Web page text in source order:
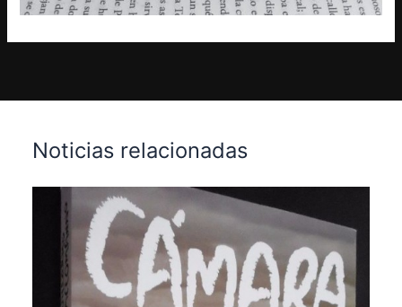
Noticias relacionadas